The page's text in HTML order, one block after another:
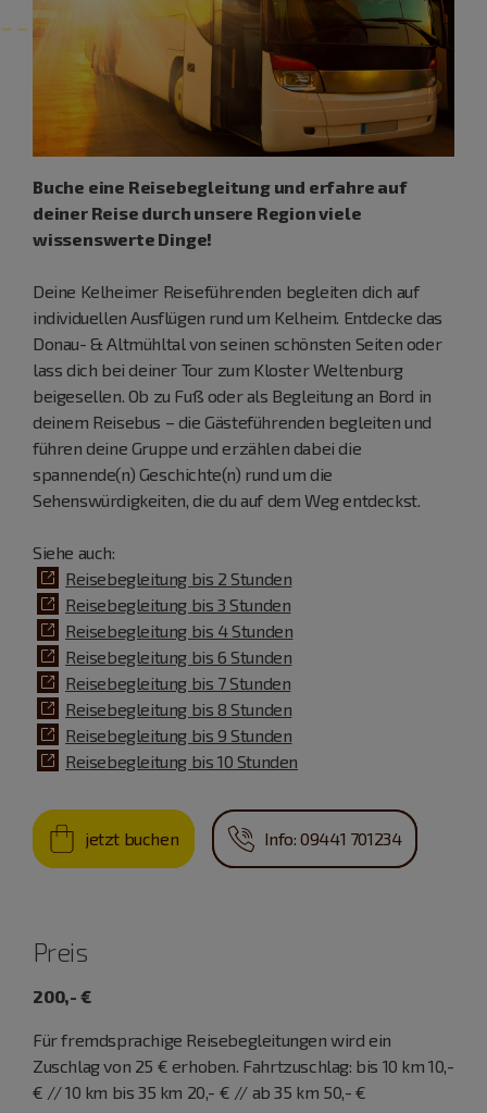
Buche eine Reisebegleitung und erfahre auf
deiner Reise durch unsere Region viele
wissenswerte Dinge!
Deine Kelheimer Reiseführenden begleiten dich auf
individuellen Ausflügen rund um Kelheim. Entdecke das
Donau- & Altmühltal von seinen schönsten Seiten oder
lass dich bei deiner Tour zum Kloster Weltenburg
beigesellen. Ob zu Fuß oder als Begleitung an Bord in
deinem Reisebus – die Gästeführenden begleiten und
führen deine Gruppe und erzählen dabei die
spannende(n) Geschichte(n) rund um die
Sehenswürdigkeiten, die du auf dem Weg entdeckst.
Siehe auch:
Reisebegleitung bis 2 Stunden
Reisebegleitung bis 3 Stunden
Reisebegleitung bis 4 Stunden
Reisebegleitung bis 6 Stunden
Reisebegleitung bis 7 Stunden
Reisebegleitung bis 8 Stunden
Reisebegleitung bis 9 Stunden
Reisebegleitung bis 10 Stunden
jetzt buchen Info: 09441 701234
Preis
200,- €
Für fremdsprachige Reisebegleitungen wird ein
Zuschlag von 25 € erhoben. Fahrtzuschlag: bis 10 km 10,-
€ // 10 km bis 35 km 20,- € // ab 35 km 50,- €